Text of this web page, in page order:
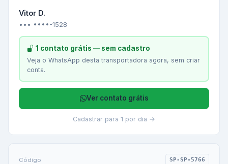
Vitor D.
••• ••••-1528
1 contato grátis — sem cadastro
Veja o WhatsApp desta transportadora agora, sem criar
conta.
Ver contato grátis
Cadastrar para 1 por dia →
Código SP-SP-5766